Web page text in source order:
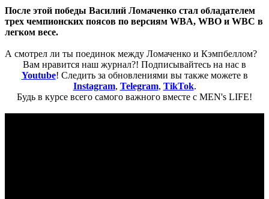
После этой победы Василий Ломаченко стал обладателем
трех чемпионских поясов по версиям WBA, WBO и WBC в
легком весе.
А смотрел ли ты поединок между Ломаченко и Кэмпбеллом?
Вам нравится наш журнал?! Подписывайтесь на нас в
Youtube! Следить за обновлениями вы также можете в
Instagram, Telegram, TikTok.
Будь в курсе всего самого важного вместе с MEN's LIFE!